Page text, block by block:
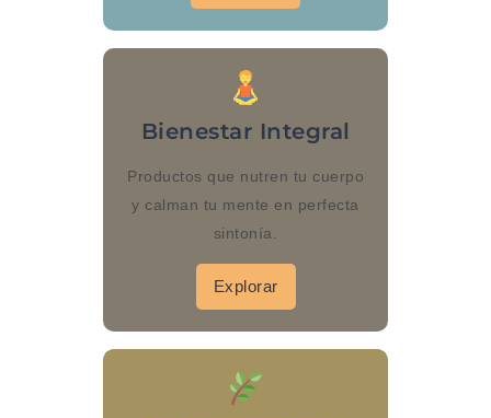
Bienestar Integral
Productos que nutren tu cuerpo
y calman tu mente en perfecta
sintonía.
Explorar